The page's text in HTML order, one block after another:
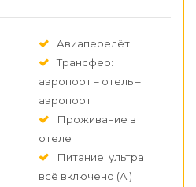
Авиаперелёт
Трансфер:
аэропорт – отель –
аэропорт
Проживание в
отеле
Питание: ультра
всё включено (Al)